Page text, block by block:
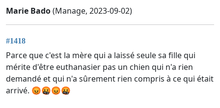
Marie Bado(Manage, 2023-09-02)
#1418
Parce que c'est la mère qui a laissé seule sa fille qui
mérite d'être euthanasier pas un chien qui n'a rien
demandé et qui n'a sûrement rien compris à ce qui était
arrivé. 😡🤬😡🤬